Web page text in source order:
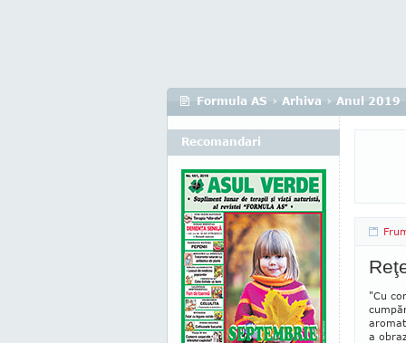
Formula AS › Arhiva › Anul 2019
"Cu
a
Recomandari